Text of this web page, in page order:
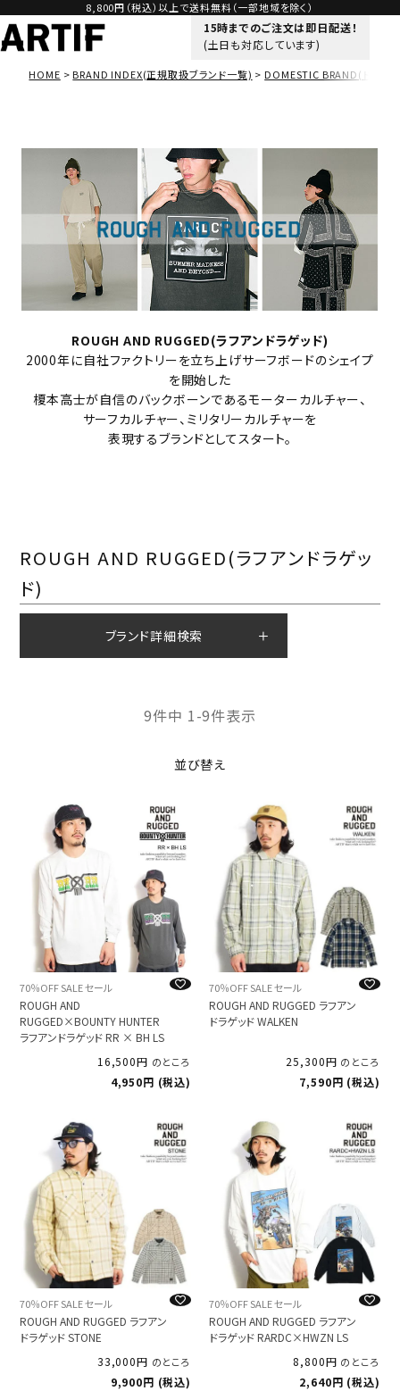
8,800円（税込）以上で送料無料（一部地域を除く）
15時までのご注文は即日配送！
(土日も対応しています)
HOME BRAND INDEX(正規取扱ブランド一覧) DOMESTIC BRAND(ドメステ
ROUGH AND RUGGED(ラフアンドラゲッド)
2000年に自社ファクトリーを立ち上げサーフボードのシェイプ
を開始した
榎本高士が自信のバックボーンであるモーターカルチャー、
サーフカルチャー、ミリタリーカルチャーを
表現するブランドとしてスタート。
ROUGH AND RUGGED(ラフアンドラゲッ
ド)
ブランド詳細検索
並び替え
9件中 1-9件表示
70％OFF SALE セール
ROUGH AND
RUGGED×BOUNTY HUNTER
ラフアンドラゲッド RR × BH LS
16,500
のところ
4,950 税込
70％OFF SALE セール
ROUGH AND RUGGED ラフアン
ドラゲッド WALKEN
25,300 のところ
7,590 税込
70％OFF SALE セール
ROUGH AND RUGGED ラフアン
ドラゲッド STONE
33,000
のところ
9,900 税込
70％OFF SALE セール
ROUGH AND RUGGED ラフアン
ドラゲッド RARDC×HWZN LS
8,800
のところ
2,640 税込